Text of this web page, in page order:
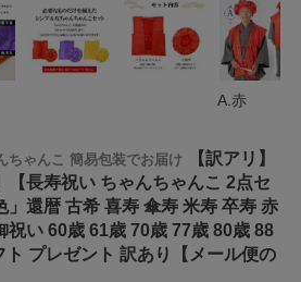
A.赤
ちゃんこ 簡易包装でお届け
【訳アリ】
【長寿祝い ちゃんちゃんこ 2点セ
」還暦 古希 喜寿 傘寿 米寿 卒寿 赤
祝い 60歳 61歳 70歳 77歳 80歳 88
ト プレゼント 訳あり【メール便の